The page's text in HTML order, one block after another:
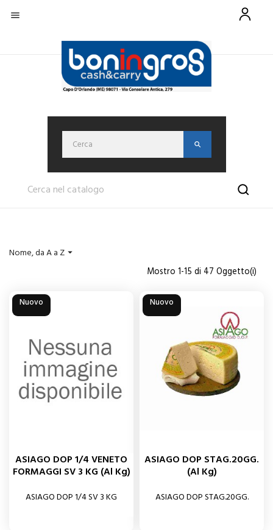

Nome, da A a Z 
Mostro 1-15 di 47 Oggetto(i)
Nuovo
ASIAGO DOP 1/4 VENETO
FORMAGGI SV 3 KG (al Kg)
ASIAGO DOP 1/4 SV 3 KG
Nuovo
ASIAGO DOP STAG.20GG.
(al Kg)
ASIAGO DOP STAG.20GG.